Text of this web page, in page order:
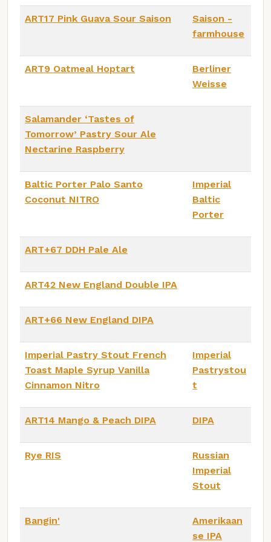
ART17 Pink Guava Sour Saison
Saison -
farmhouse
ART9 Oatmeal Hoptart
Berliner
Weisse
Salamander ‘Tastes of
Tomorrow’ Pastry Sour Ale
Nectarine Raspberry
Baltic Porter Palo Santo
Coconut NITRO
Imperial
Baltic
Porter
ART+67 DDH Pale Ale
ART42 New England Double IPA
ART+66 New England DIPA
Imperial Pastry Stout French
Toast Maple Syrup Vanilla
Cinnamon Nitro
Imperial
Pastrystou
t
ART14 Mango & Peach DIPA DIPA
Rye RIS
Russian
Imperial
Stout
Bangin'
Amerikaan
se IPA